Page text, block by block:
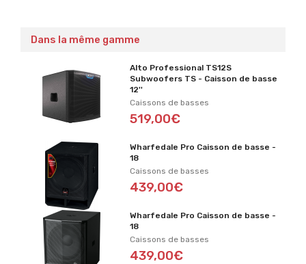
Dans la même gamme
Alto Professional TS12S
Subwoofers TS - Caisson de basse
12''
Caissons de basses
519,00€
Wharfedale Pro Caisson de basse -
18
Caissons de basses
439,00€
Wharfedale Pro Caisson de basse -
18
Caissons de basses
439,00€